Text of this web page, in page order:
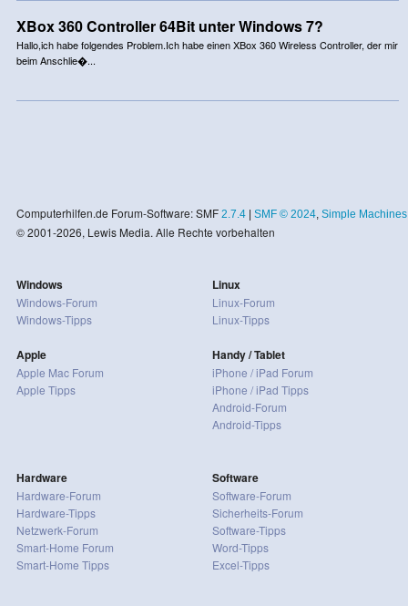
XBox 360 Controller 64Bit unter Windows 7?
Hallo,ich habe folgendes Problem.Ich habe einen XBox 360 Wireless Controller, der mir
beim Anschlie�...
Computerhilfen.de Forum-Software: SMF 2.7.4| SMF © 2024, Simple Machines
© 2001-2026, Lewis Media. Alle Rechte vorbehalten
Windows
Windows-Forum
Windows-Tipps
Apple
Apple Mac Forum
Apple Tipps
Linux
Linux-Forum
Linux-Tipps
Handy / Tablet
iPhone / iPad Forum
iPhone / iPad Tipps
Android-Forum
Android-Tipps
Hardware
Hardware-Forum
Hardware-Tipps
Netzwerk-Forum
Smart-Home Forum
Smart-Home Tipps
Software
Software-Forum
Sicherheits-Forum
Software-Tipps
Word-Tipps
Excel-Tipps